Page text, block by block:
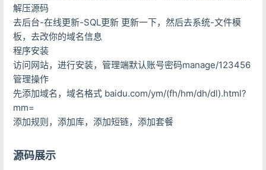
解压源码
去后台-在线更新-SQL更新 更新一下，然后去系统-文件模
板，去改你的域名信息
程序安装
访问网站，进行安装，管理端默认账号密码manage/123456
管理操作
先添加域名，域名格式 baidu.com/ym/(fh/hm/dh/dl).html?
mm=
添加规则，添加库，添加短链，添加套餐
源码展示